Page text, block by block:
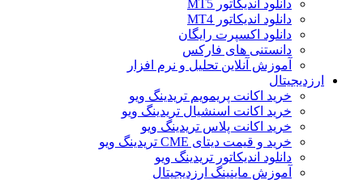
دانلود اندیکاتور MT5
دانلود اندیکاتور MT4
دانلود اکسپرت رایگان
دانستنی های فارکس
آموزش آنلاین تحلیل و نرم افزار
ارزدیجیتال
خرید اکانت پریمویم تریدینگ ویو
خرید اکانت اسنشیال تریدینگ ویو
خرید اکانت پلاس تریدینگ ویو
خرید و قیمت دیتای CME تریدینگ ویو
دانلود اندیکاتور تریدینگ ویو
آموزش ماینینگ ارزدیجیتال